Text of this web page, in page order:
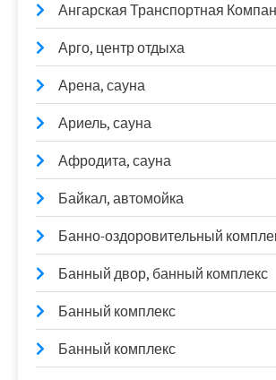
Ангарская Транспортная
Арго, центр отдыха
Арена, сауна
Ариель, сауна
Афродита, сауна
Байкал, автомойка
Банно-оздоровительный
Банный двор, банный комплекс
Банный комплекс
Банный комплекс